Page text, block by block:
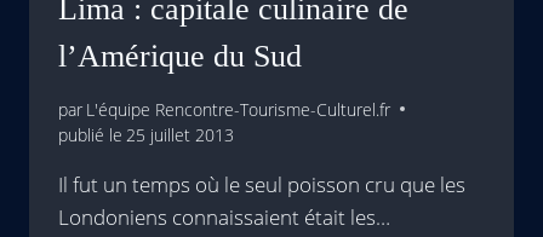
Lima : capitale culinaire de
l’Amérique du Sud
par L'équipe Rencontre-Tourisme-Culturel.fr
publié le 25 juillet 2013
Il fut un temps où le seul poisson cru que les
Londoniens connaissaient était les…